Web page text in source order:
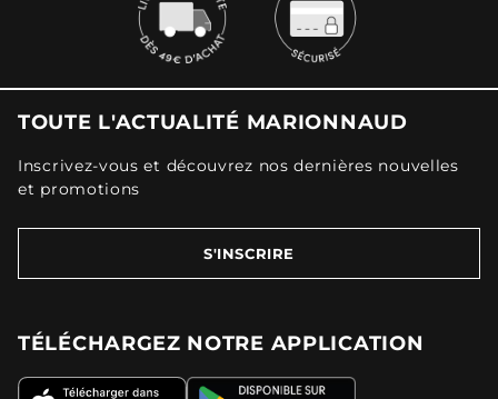
TOUTE L'ACTUALITÉ MARIONNAUD
Inscrivez-vous et découvrez nos dernières nouvelles
et promotions
S'INSCRIRE
TÉLÉCHARGEZ NOTRE APPLICATION